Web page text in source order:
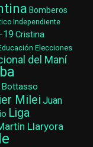
Bomberos
Independiente
19 Cristina
Elecciones
del Maní
Milei Juan
Liga
Llaryora